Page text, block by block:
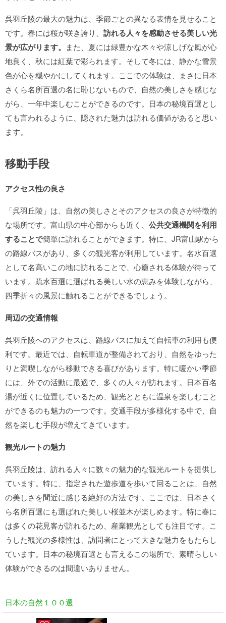
呉羽丘陵の最大の魅力は、季節ごとの異なる表情を見せること
です。春には桜が咲き誇り、 訪れる人々を感動させる美しい光
景が広がります。 また、夏には緑豊かな木々や涼しげな風が心
地良く、秋には紅葉で彩られます。そして冬には、静かな雪景
色が心を穏やかにしてくれます。ここでの体験は、まさに日本
さくら名所百選の名に恥じないもので、自然の美しさを感じな
がら、一年中楽しむことができるのです。日本の秘境百選とし
ても言われるように、隠された魅力は訪れる価値があると思い
ます。
移動手段
アクセス性の良さ
「呉羽丘陵」は、自然の美しさとそのアクセスの良さが特徴的
な場所です。富山県の中心部からも近く、 公共交通機関を利用
することで簡単に訪れることができます。特に、JR富山駅から
の路線バスがあり、多くの観光客が利用しています。名水百選
として名高いこの地に訪れることで、心癒される体験が待って
います。疏水百選に選ばれる美しい水の恵みを体験しながら、
四季折々の風景に触れることができるでしょう。
周辺の交通情報
呉羽丘陵へのアクセスは、路線バスに加えて自転車の利用も便
利です。最近では、自転車道が整備されており、自然をゆった
りと満喫しながら移動できる喜びがあります。特に暖かい季節
には、外での活動に最適で、多くの人々が訪れます。日本百名
湯が近くに位置しているため、観光とともに温泉を楽しむこと
ができるのも魅力の一つです。交通手段が多様化する中で、自
然を楽しむ手段が増えてきています。
観光ルートの魅力
呉羽丘陵は、訪れる人々に数々の魅力的な観光ルートを提供し
ています。特に、指定された遊歩道を歩いて回ることは、自然
の美しさを間近に感じる絶好の方法です。ここでは、日本さく
ら名所百選にも選ばれた美しい桜並木が楽しめます。特に春に
は多くの花見客が訪れるため、産業観光としても注目です。こ
うした観光の多様性は、訪問者にとって大きな魅力をもたらし
ています。日本の秘境百選とも言えるこの場所で、素晴らしい
体験ができるのは間違いありません。
日本の自然１００選